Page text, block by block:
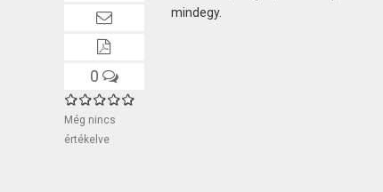
0
Még nincs
értékelve
mindegy.